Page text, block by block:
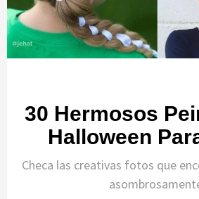
30 Hermosos
Halloween
Checa las creativas fotos que